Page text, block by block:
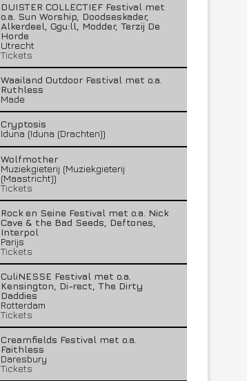
DUISTER COLLECTIEF Festival met
o.a. Sun Worship, Doodseskader,
Alkerdeel, Ggu:ll, Modder, Terzij De
Horde
Utrecht
Tickets
Waailand Outdoor Festival met o.a.
Ruthless
Made
Cryptosis
Iduna (Iduna (Drachten))
Wolfmother
Muziekgieterij (Muziekgieterij
(Maastricht))
Tickets
Rock en Seine Festival met o.a. Nick
Cave & the Bad Seeds, Deftones,
Interpol
Parijs
Tickets
CuliNESSE Festival met o.a.
Kensington, Di-rect, The Dirty
Daddies
Rotterdam
Tickets
Creamfields Festival met o.a.
Faithless
Daresbury
Tickets